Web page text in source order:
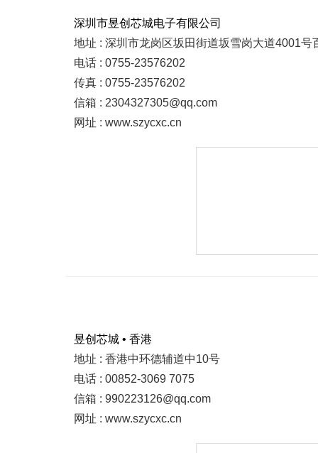
深圳市昱创芯城电子有限公司
地址 : 深圳市龙岗区坂田街道坂雪岗大道4001号
电话 : 0755-23576202
传真 : 0755-23576202
信箱 : 2304327305@qq.com
网址 : www.szycxc.cn
昱创芯城 • 香港
地址 : 香港中环德辅道中10号
电话 : 00852-3069 7075
信箱 : 990223126@qq.com
网址 : www.szycxc.cn